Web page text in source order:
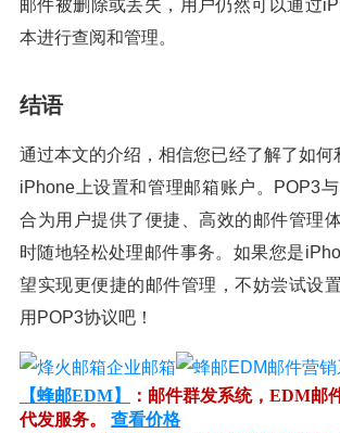
邮件被删除或丢失，用户仍然可以通过
本进行查阅和管理。
结语
通过本文的介绍，相信您已经了解了如何
iPhone上设置和管理邮箱账户。POP3
合为用户提供了便捷、高效的邮件管理
时随地轻松处理邮件事务。如果您是
望实现更便捷的邮件管理，不妨尝试设
用POP3协议吧！
【蜂邮EDM】
：邮件群发系统，EDM邮
代发服务。 查看价格